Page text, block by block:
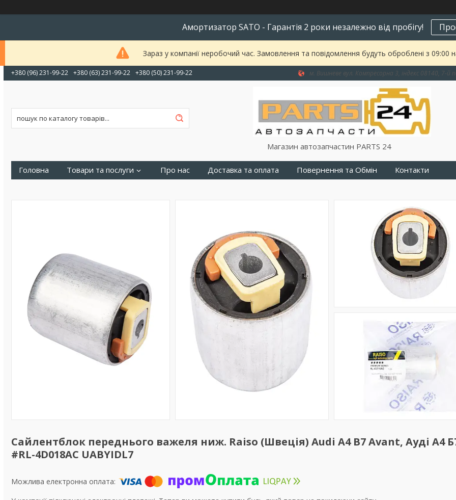
Амортизатор SATO - Гарантія 2 роки незалежно від пробігу!
Зараз у компанії неробочий час. Замовлення та повідомлення будуть оброблені з
+380 (96) 231-99-22 +380 (63) 231-99-22 +380 (50) 231-99-22 м. Вишневе вул. Компресорна 3, індекс 08140, 7-й
Магазин автозапчастин PARTS 24
Головна Товари та послуги Про нас Доставка та оплата Повернення та Обмін Контакти
Сайлентблок переднього важеля ниж. Raiso (Швеція) Audi A4 B7 Avant, Ауді А4
#RL-4D018AC UABYIDL7